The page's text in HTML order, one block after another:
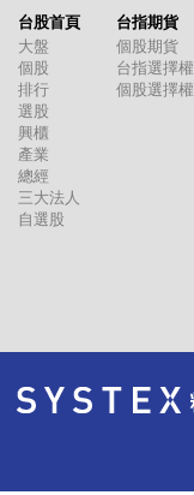
台股首頁
大盤
個股
排行
選股
興櫃
產業
總經
三大法人
自選股
台指期貨
個股期貨
台指選擇權
個股選擇權